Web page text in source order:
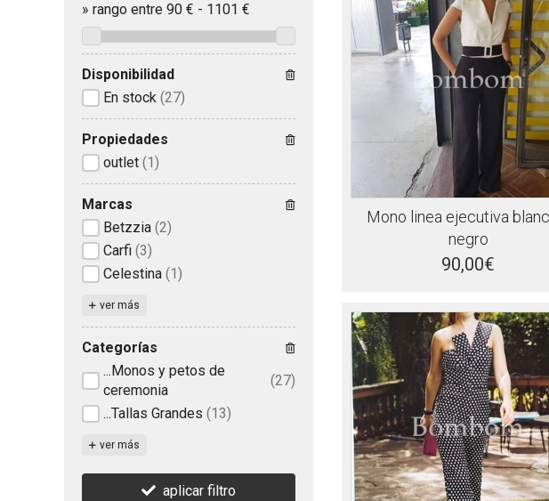
Mono linea ejecutiva
negro
90,00€
» rango entre 90 € - 1101 €
Disponibilidad
En stock (27)
Propiedades
outlet (1)
Marcas
Betzzia (2)
Carfi (3)
Celestina (1)
ver más
Categorías
...Monos y petos de
ceremonia
(27)
...Tallas Grandes (13)
ver más
aplicar filtro